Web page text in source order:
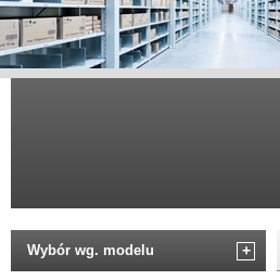
Wybór wg. modelu +